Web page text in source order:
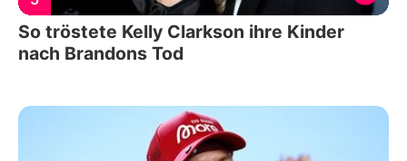
So tröstete Kelly Clarkson ihre Kinder
nach Brandons Tod